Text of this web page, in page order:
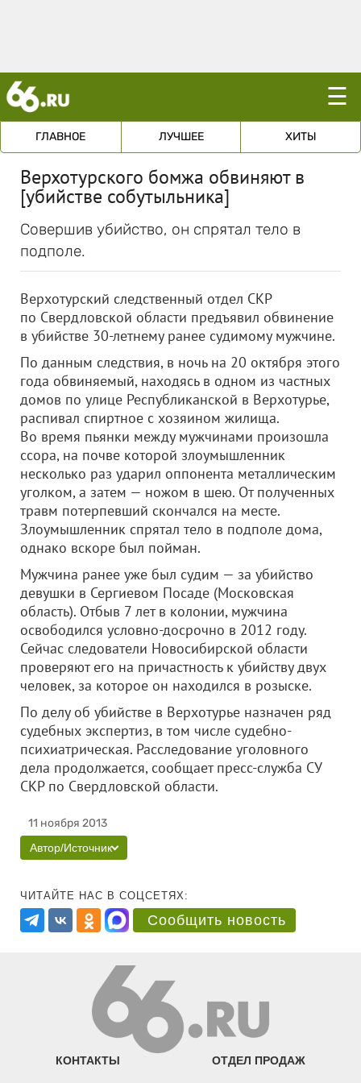
☰
ГЛАВНОЕ ЛУЧШЕЕ ХИТЫ
Верхотурского бомжа обвиняют в
[убийстве собутыльника]
Совершив убийство, он спрятал тело в
подполе.
Верхотурский следственный отдел СКР
по Свердловской области предъявил обвинение
в убийстве 30-летнему ранее судимому мужчине.
По данным следствия, в ночь на 20 октября этого
года обвиняемый, находясь в одном из частных
домов по улице Республиканской в Верхотурье,
распивал спиртное с хозяином жилища.
Во время пьянки между мужчинами произошла
ссора, на почве которой злоумышленник
несколько раз ударил оппонента металлическим
уголком, а затем — ножом в шею. От полученных
травм потерпевший скончался на месте.
Злоумышленник спрятал тело в подполе дома,
однако вскоре был пойман.
Мужчина ранее уже был судим — за убийство
девушки в Сергиевом Посаде (Московская
область). Отбыв 7 лет в колонии, мужчина
освободился условно-досрочно в 2012 году.
Сейчас следователи Новосибирской области
проверяют его на причастность к убийству двух
человек, за которое он находился в розыске.
По делу об убийстве в Верхотурье назначен ряд
судебных экспертиз, в том числе судебно-
психиатрическая. Расследование уголовного
дела продолжается, сообщает пресс-служба СУ
СКР по Свердловской области.
11 ноября 2013
Автор/Источник
ЧИТАЙТЕ НАС В СОЦСЕТЯХ:
Сообщить новость
КОНТАКТЫ ОТДЕЛ ПРОДАЖ